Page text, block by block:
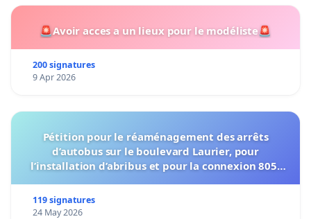
🚨Avoir acces a un lieux pour le modéliste🚨
200 signatures
9 Apr 2026
Pétition pour le réaménagement des arrêts
d’autobus sur le boulevard Laurier, pour
l’installation d’abribus et pour la connexion 805-
119 signatures
24 May 2026